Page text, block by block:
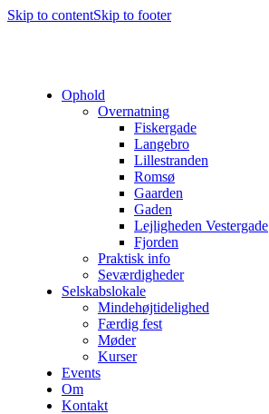
Skip to contentSkip to footer
Ophold
Overnatning
Fiskergade
Langebro
Lillestranden
Romsø
Gaarden
Gaden
Lejligheden Vestergade
Fjorden
Praktisk info
Seværdigheder
Selskabslokale
Mindehøjtidelighed
Færdig fest
Møder
Kurser
Events
Om
Kontakt